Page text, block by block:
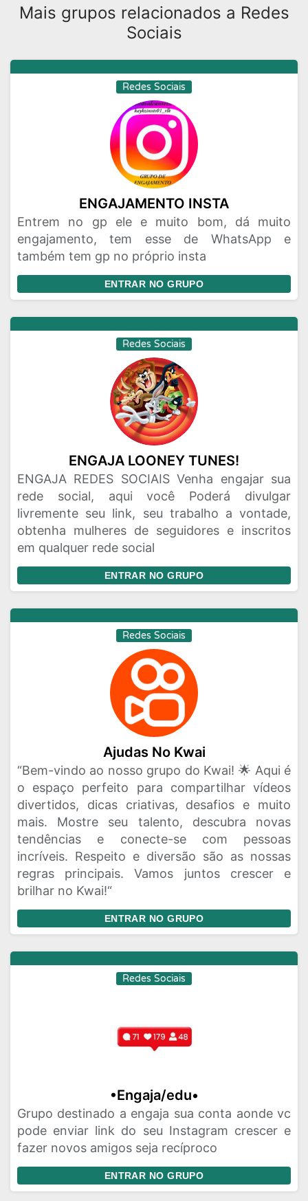
Mais grupos relacionados a Redes
Sociais
Redes Sociais
ENGAJAMENTO INSTA
Entrem no gp ele e muito bom, dá muito
engajamento, tem esse de WhatsApp e
também tem gp no próprio insta
ENTRAR NO GRUPO
Redes Sociais
ENGAJA LOONEY TUNES!
ENGAJA REDES SOCIAIS Venha engajar sua
rede social, aqui você Poderá divulgar
livremente seu link, seu trabalho a vontade,
obtenha mulheres de seguidores e inscritos
em qualquer rede social
ENTRAR NO GRUPO
Redes Sociais
Ajudas No Kwai
“Bem-vindo ao nosso grupo do Kwai! 🌟 Aqui é
o espaço perfeito para compartilhar vídeos
divertidos, dicas criativas, desafios e muito
mais. Mostre seu talento, descubra novas
tendências e conecte-se com pessoas
incríveis. Respeito e diversão são as nossas
regras principais. Vamos juntos crescer e
brilhar no Kwai!“
ENTRAR NO GRUPO
Redes Sociais
•Engaja/edu•
Grupo destinado a engaja sua conta aonde vc
pode enviar link do seu Instagram crescer e
fazer novos amigos seja recíproco
ENTRAR NO GRUPO